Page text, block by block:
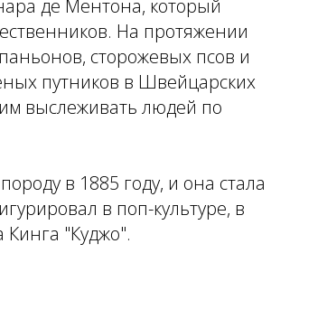
де Ментона, который
На протяжении
сторожевых псов и
путников в Швейцарских
выслеживать людей по
в 1885 году, и она стала
в поп-культуре, в
"Куджо".